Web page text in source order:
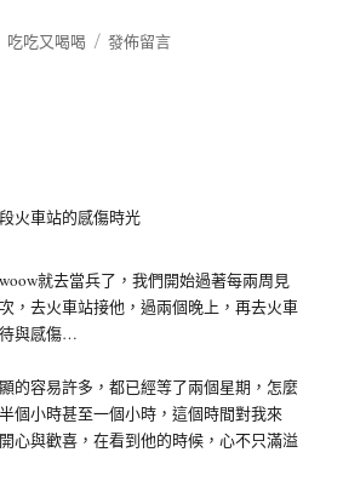
分
吃吃又喝喝
在
發佈留言
火車站的感傷時光
就去當兵了，我們開始過著每兩周見
，去火車站接他，過兩個晚上，再去火車
與感傷…
的容易許多，都已經等了兩個星期，怎麼
個小時甚至一個小時，這個時間對我來
心與歡喜，在看到他的時候，心不只滿溢